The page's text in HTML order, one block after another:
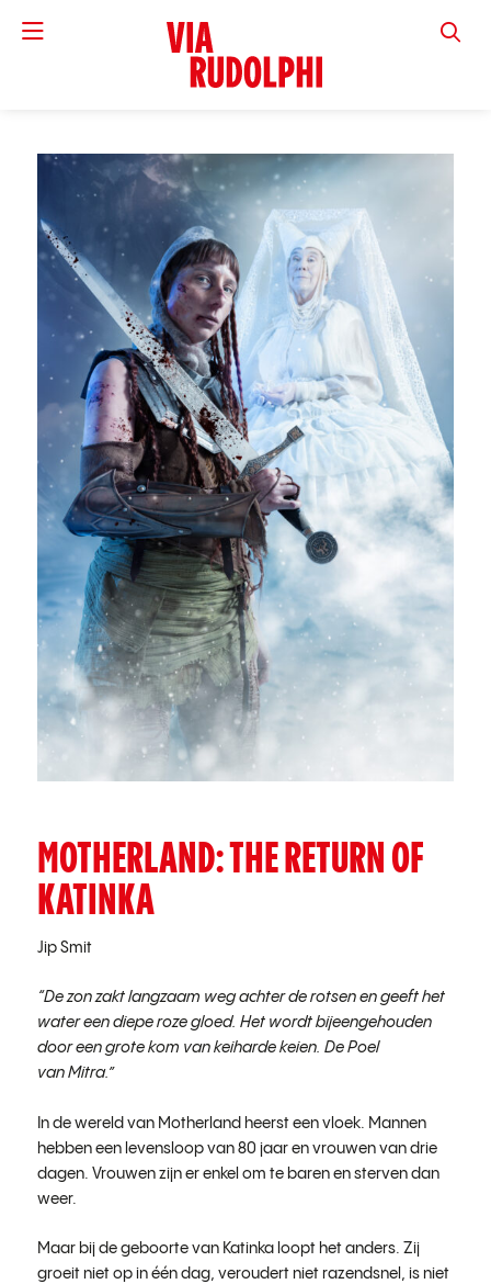
VIA
MOTHERLAND: THE RETURN OF
KATINKA
Jip Smit
“De zon zakt langzaam weg achter de rotsen en geeft het
water een diepe roze gloed. Het wordt bijeengehouden
door een grote kom van keiharde keien. De Poel
van Mitra.”
In de wereld van Motherland heerst een vloek. Mannen
hebben een levensloop van 80 jaar en vrouwen van drie
dagen. Vrouwen zijn er enkel om te baren en sterven dan
weer.
Maar bij de geboorte van Katinka loopt het anders. Zij
groeit niet op in één dag, veroudert niet razendsnel, is niet